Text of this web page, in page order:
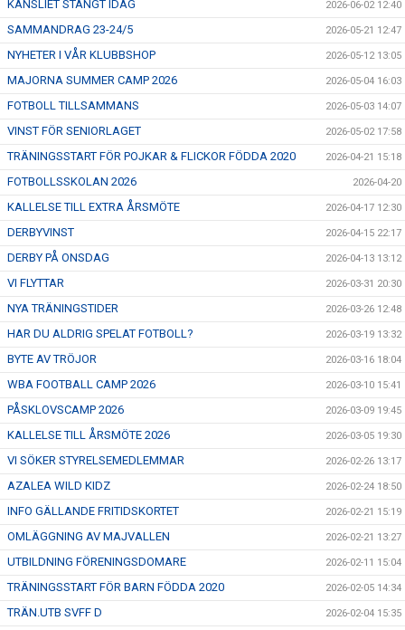
KANSLIET STÄNGT IDAG 2026-06-02 12:40
SAMMANDRAG 23-24/5 2026-05-21 12:47
NYHETER I VÅR KLUBBSHOP 2026-05-12 13:05
MAJORNA SUMMER CAMP 2026 2026-05-04 16:03
FOTBOLL TILLSAMMANS 2026-05-03 14:07
VINST FÖR SENIORLAGET 2026-05-02 17:58
TRÄNINGSSTART FÖR POJKAR & FLICKOR FÖDDA 2020 2026-04-21 15:18
FOTBOLLSSKOLAN 2026 2026-04-20
KALLELSE TILL EXTRA ÅRSMÖTE 2026-04-17 12:30
DERBYVINST 2026-04-15 22:17
DERBY PÅ ONSDAG 2026-04-13 13:12
VI FLYTTAR 2026-03-31 20:30
NYA TRÄNINGSTIDER 2026-03-26 12:48
HAR DU ALDRIG SPELAT FOTBOLL? 2026-03-19 13:32
BYTE AV TRÖJOR 2026-03-16 18:04
WBA FOOTBALL CAMP 2026 2026-03-10 15:41
PÅSKLOVSCAMP 2026 2026-03-09 19:45
KALLELSE TILL ÅRSMÖTE 2026 2026-03-05 19:30
VI SÖKER STYRELSEMEDLEMMAR 2026-02-26 13:17
AZALEA WILD KIDZ 2026-02-24 18:50
INFO GÄLLANDE FRITIDSKORTET 2026-02-21 15:19
OMLÄGGNING AV MAJVALLEN 2026-02-21 13:27
UTBILDNING FÖRENINGSDOMARE 2026-02-11 15:04
TRÄNINGSSTART FÖR BARN FÖDDA 2020 2026-02-05 14:34
TRÄN.UTB SVFF D 2026-02-04 15:35